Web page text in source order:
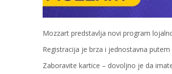
Mozzart predstavlja novi program
Registracija je brza i jednostavna
Zaboravite kartice – dovoljno je da